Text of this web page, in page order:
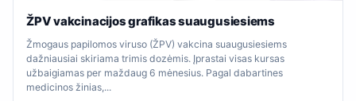
ŽPV vakcinacijos grafikas suaugusiesiems
Žmogaus papilomos viruso (ŽPV) vakcina suaugusiesiems
dažniausiai skiriama trimis dozėmis. Įprastai visas kursas
užbaigiamas per maždaug 6 mėnesius. Pagal dabartines
medicinos žinias,...